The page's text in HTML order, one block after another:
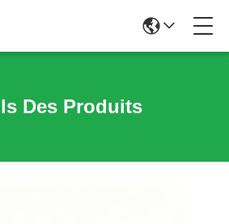
Des Produits